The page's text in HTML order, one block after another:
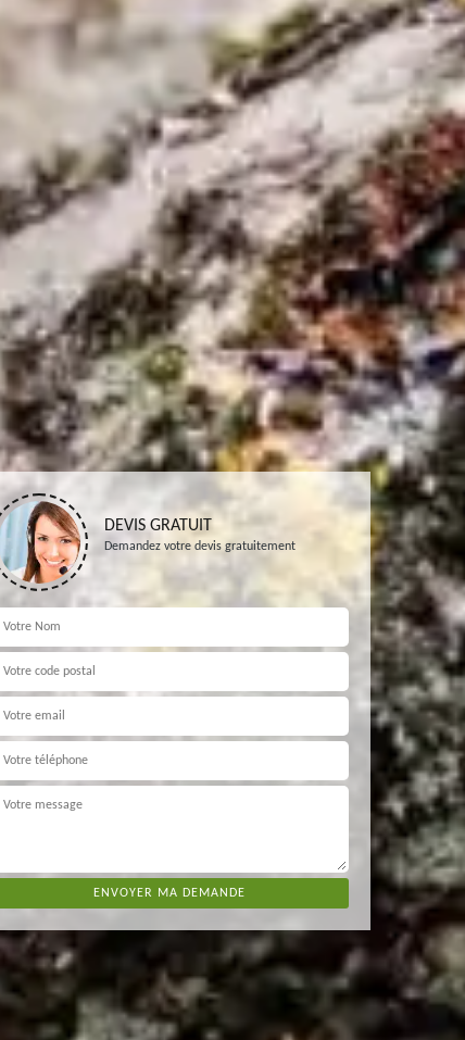
DEVIS GRATUIT
Demandez votre devis gratuitement